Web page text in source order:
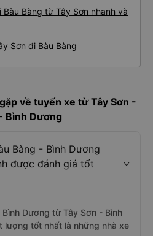
Bàng từ Tây Sơn nhanh và
Sơn đi Bàu Bàng
về tuyến xe từ Tây Sơn -
Bình Dương
Bàng - Bình Dương
được đánh giá tốt
Dương từ Tây Sơn - Bình
lượng tốt nhất là những nhà xe